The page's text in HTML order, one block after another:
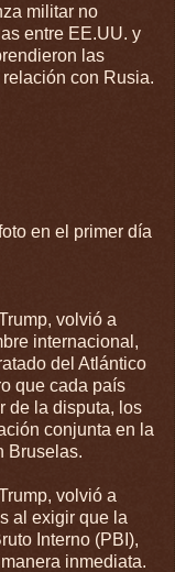
militar no
entre EE.UU. y
las
con Rusia.
en el primer día
volvió a
internacional,
del Atlántico
que cada país
de la disputa, los
conjunta en la
Bruselas.
volvió a
al exigir que la
Interno (PBI),
inmediata.